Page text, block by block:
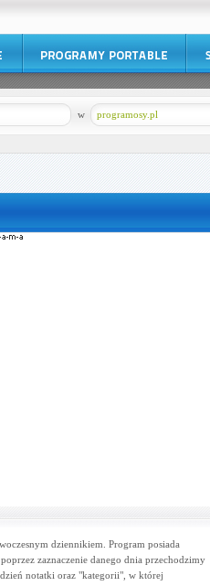
programosy.pl
w
dziennikiem. Program posiada
zaznaczenie danego dnia przechodzimy
notatki oraz "kategorii", w której